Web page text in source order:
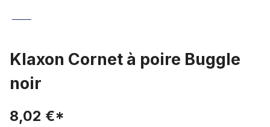
Klaxon Cornet à poire Buggle
noir
8,02 €*